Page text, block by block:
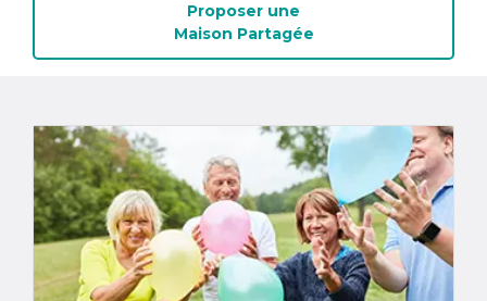
Proposer une
Maison Partagée